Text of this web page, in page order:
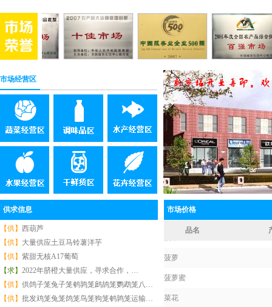
市场经营区
供求信息
【供】 西葫芦
【供】 大量供应土豆马铃薯洋芋
【供】 紫甜无核A17葡萄
【求】 2022年脐橙大量供应，寻求合作，…
【供】 供鸽子笼兔子笼鹌鹑笼鹧鸪笼鹦鹉笼八…
【供】 批发鸡笼兔笼鸽笼鸟笼狗笼鹌鹑笼运输…
市场价格
品名
白萝卜
白洋葱